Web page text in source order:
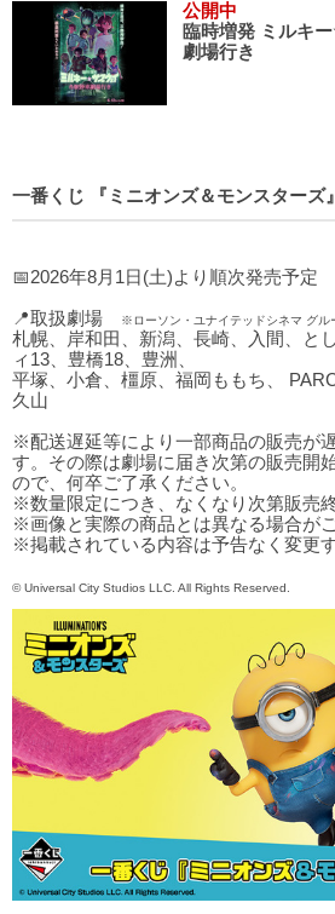
公開中
臨時増発 ミルキ
劇場行き
一番くじ 『ミニオンズ＆モンスターズ
📅2026年8月1日(土)より順次発売予定
📍取扱劇場 ※ローソン・ユナイテッドシネマ グル
札幌、岸和田、新潟、長崎、入間、と
ィ13、豊橋18、豊洲、
平塚、小倉、橿原、福岡ももち、
久山
※配送遅延等により一部商品の販売が
す。その際は劇場に届き次第の販売開
ので、何卒ご了承ください。
※数量限定につき、なくなり次第販売
※画像と実際の商品とは異なる場合がご
※掲載されている内容は予告なく変更
© Universal City Studios LLC. All Rights Reserved.